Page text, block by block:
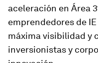
aceleración en Área
emprendedores de
máxima visibilidad y
inversionistas y